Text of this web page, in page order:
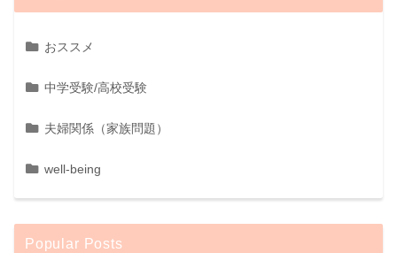
おススメ
中学受験/高校受験
夫婦関係（家族問題）
well-being
Popular Posts